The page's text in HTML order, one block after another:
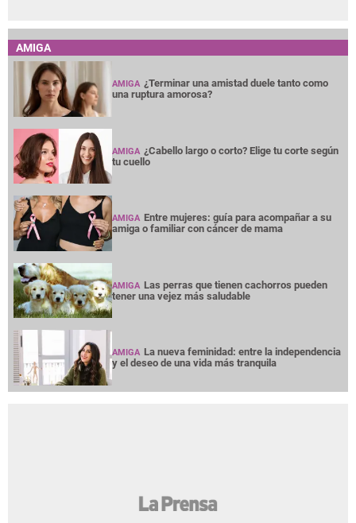
AMIGA
AMIGA ¿Terminar una amistad duele tanto como
una ruptura amorosa?
AMIGA ¿Cabello largo o corto? Elige tu corte según
tu cuello
AMIGA Entre mujeres: guía para acompañar a su
amiga o familiar con cáncer de mama
AMIGA Las perras que tienen cachorros pueden
tener una vejez más saludable
AMIGA La nueva feminidad: entre la independencia
y el deseo de una vida más tranquila